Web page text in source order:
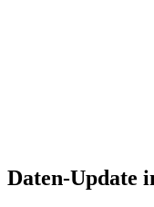
Daten-Update